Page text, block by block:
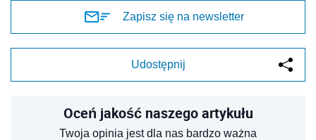
Zapisz się na newsletter
Udostępnij
Oceń jakość naszego artykułu
Twoja opinia jest dla nas bardzo ważna